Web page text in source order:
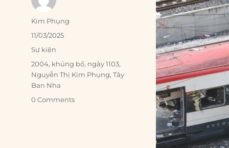
Author
Kim Phụng
Posted
11/03/2025
Categories
Sự kiện
Tags
2004, khủng bố, ngày 1103,
Nguyễn Thị Kim Phụng,Tây
Ban Nha
0 Comments